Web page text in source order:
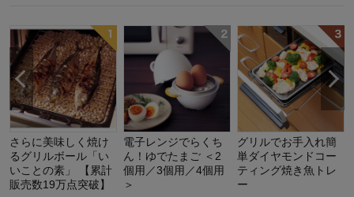
さらに美味しく焼け
るグリルボール「い
いことの素」 【累計
販売数19万点突破】
電子レンジでらくち
ん！ゆでたまご ＜2
個用／3個用／4個用
＞
グリルでお手入れ簡
単ダイヤモンドコー
ティング焼き魚トレ
ー